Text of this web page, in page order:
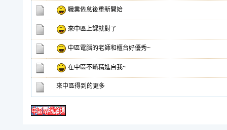
職業倦怠後重新開始
來中區上課就對了
中區電腦的老師和櫃台好優秀~
在中區不斷精進自我~
來中區得到的更多